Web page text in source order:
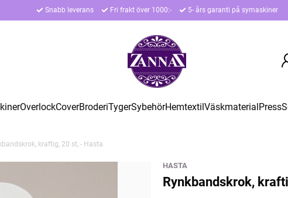
Snabb leverans Fri frakt över 1000:- 5- års garanti på symaskiner
OverlockCoverBroderiTygerSybehörHemtextilVäskmaterialPress
kraftig, 20 st, - Hasta
HASTA
Rynkbandskrok,